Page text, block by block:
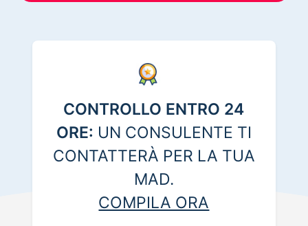
CONTROLLO ENTRO 24
ORE: UN CONSULENTE TI
CONTATTERÀ PER LA TUA
MAD.
COMPILA ORA